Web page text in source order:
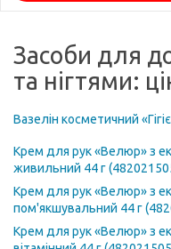
Засоби для
та нігтями:
Вазелін косметичний
Крем для рук «Велюр» з
живильний 44 г
Крем для рук «Велюр» з
пом'якшувальний 44 г
Крем для рук «Велюр» з